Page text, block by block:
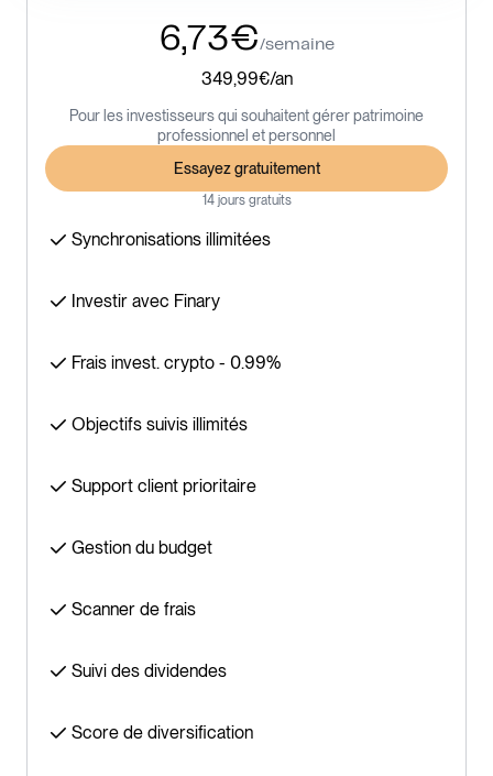
6,73€/semaine
349,99€/an
Pour les investisseurs qui souhaitent gérer patrimoine
professionnel et personnel
Essayez gratuitement
14 jours gratuits
Synchronisations illimitées
Investir avec Finary
Frais invest. crypto - 0.99%
Objectifs suivis illimités
Support client prioritaire
Gestion du budget
Scanner de frais
Suivi des dividendes
Score de diversification